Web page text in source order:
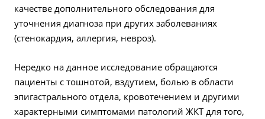
качестве дополнительного обследования для
уточнения диагноза при других заболеваниях
(стенокардия, аллергия, невроз).
Нередко на данное исследование обращаются
пациенты с тошнотой, вздутием, болью в области
эпигастрального отдела, кровотечением и другими
характерными симптомами патологий ЖКТ для того,